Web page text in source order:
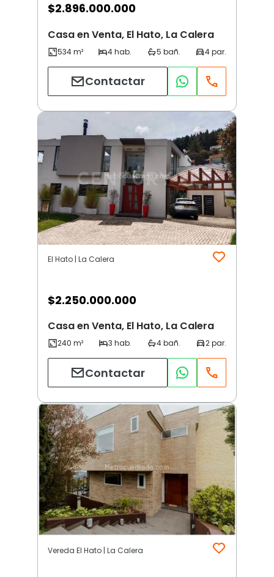
$2.896.000.000
Casa en Venta, El Hato, La Calera
Contactar
El Hato | La Calera
$2.250.000.000
Casa en Venta, El Hato, La Calera
Contactar
Vereda El Hato | La Calera